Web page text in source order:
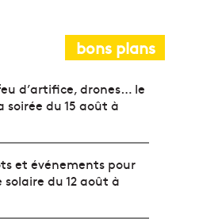
bons plans
d’artifice, drones… le
du 15 août à
et événements pour
solaire du 12 août à